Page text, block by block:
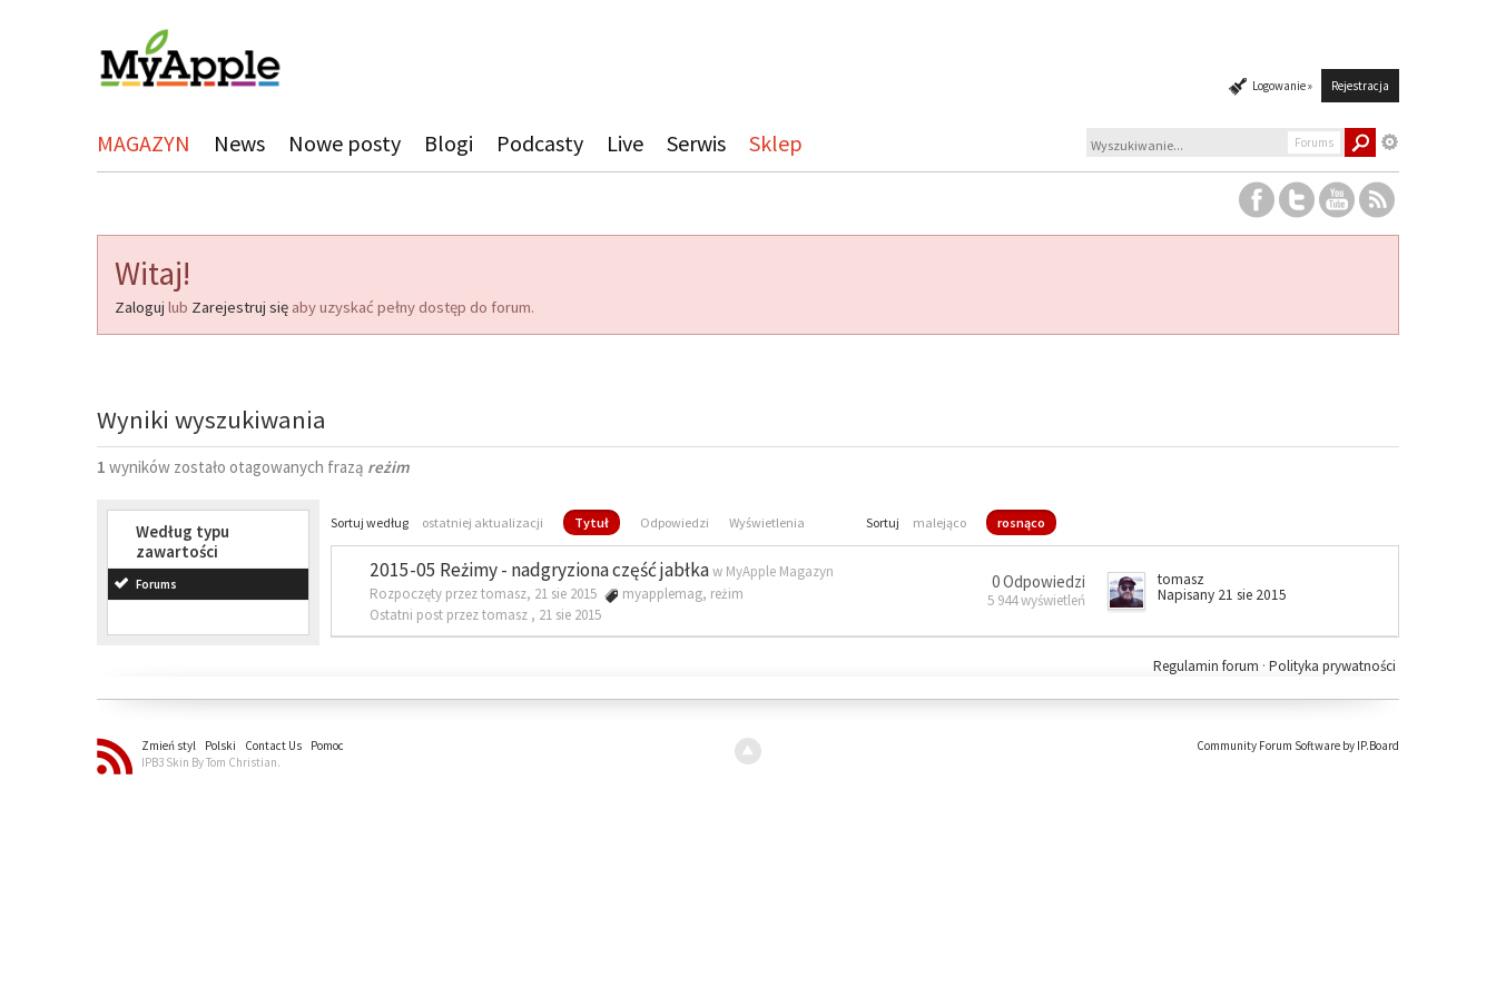
Logowanie » Rejestracja
MAGAZYN News Nowe posty Blogi Podcasty Live Serwis Sklep Forums
Witaj!
Zaloguj lub Zarejestruj się aby uzyskać pełny dostęp do forum.
Wyniki wyszukiwania
1 wyników zostało otagowanych frazą reżim
Według typu
zawartości
Forums
Sortuj według ostatniej aktualizacji Tytuł Odpowiedzi Wyświetlenia Sortuj malejąco rosnąco
2015-05 Reżimy - nadgryziona część jabłkaw MyApple Magazyn
Rozpoczęty przez tomasz, 21 sie 2015
myapplemag, reżim
Ostatni post przez tomasz , 21 sie 2015
0 Odpowiedzi
5 944 wyświetleń
tomasz
Napisany 21 sie 2015
Polityka prywatności
Regulamin forum ·
Zmień styl Polski Contact Us
Pomoc
IPB3 Skin By Tom Christian.
Community Forum Software by IP.Board